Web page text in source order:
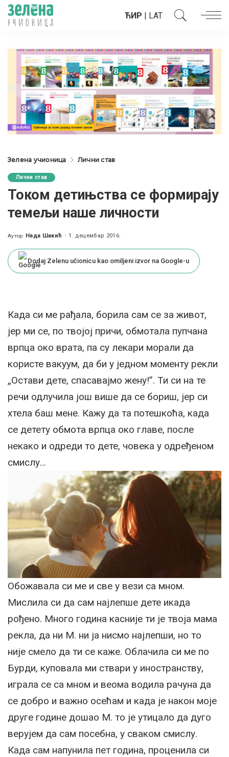
ЋИР | LAT
Зелена учионица Лични став
Лични став
Током детињства се формирају
темељи наше личности
Posted
Аутор: Нада Шакић 1. децембар 2016.
Dodaj Zelenu učionicu kao omiljeni izvor na Google-u
Када си ме рађала, борила сам се за живот,
јер ми се, по твојој причи, обмотала пупчана
врпца око врата, па су лекари морали да
користе вакуум, да би у једном моменту рекли
„Остави дете, спасавајмо жену!”. Ти си на те
речи одлучила још више да се бориш, јер си
хтела баш мене. Кажу да та потешкоћа, када
се детету обмота врпца око главе, после
некако и одреди то дете, човека у одређеном
смислу…
Обожавала си ме и све у вези са мном.
Мислила си да сам најлепше дете икада
рођено. Много година касније ти је твоја мама
рекла, да ни М. ни ја нисмо најлепши, но то
није смело да ти се каже. Облачила си ме по
Бурди, куповала ми ствари у иностранству,
играла се са мном и веома водила рачуна да
се добро и важно осећам и када је након моје
друге године дошао М. то је утицало да дуго
верујем да сам посебна, у сваком смислу.
Када сам напунила пет година, проценила си